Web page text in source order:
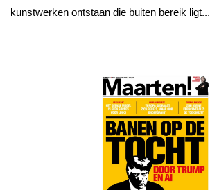
kunstwerken ontstaan die buiten bereik ligt...